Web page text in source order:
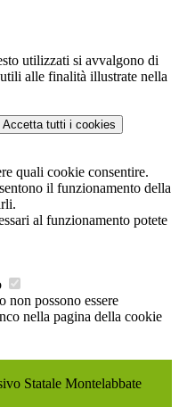
utilizzati si avvalgono di
alle finalità illustrate nella
Accetta tutti i cookies
quali cookie consentire.
il funzionamento della
al funzionamento potete
non possono essere
nella pagina della cookie
Statale Montelabbate